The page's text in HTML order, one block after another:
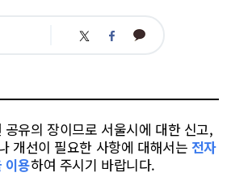
트 페 카
유의 장이므로 서울시에 대한 신고,
개선이 필요한 사항에 대해서는 전자
이용하여 주시기 바랍니다.